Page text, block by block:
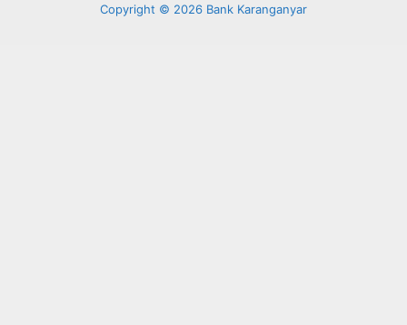
Copyright © 2026 Bank Karanganyar